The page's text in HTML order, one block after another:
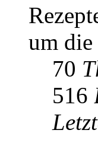
um
70
516